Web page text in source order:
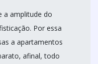
a amplitude do
Por essa
a apartamentos
afinal, todo